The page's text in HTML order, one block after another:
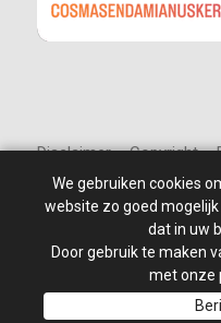
Disclaimer – Copyright –
© 2010 - 2026 St Jan de
Site ontwikkeld door:
We gebruiken cookies
website zo goed
dat in uw
Door gebruik te maken
met onze